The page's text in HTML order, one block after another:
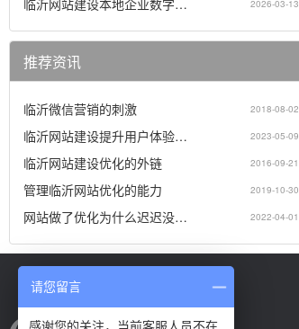
临沂网站建设本地企业数字… 2026-03-13
推荐资讯
临沂微信营销的刺激 2018-08-02
临沂网站建设提升用户体验… 2023-05-09
临沂网站建设优化的外链 2016-09-21
管理临沂网站优化的能力 2019-10-30
网站做了优化为什么迟迟没… 2022-04-01
请您留言